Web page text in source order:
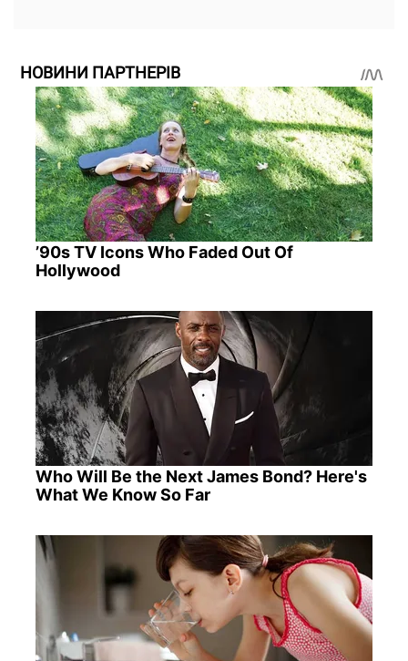
НОВИНИ ПАРТНЕРІВ
’90s TV Icons Who Faded Out Of
Hollywood
Who Will Be the Next James Bond? Here's
What We Know So Far